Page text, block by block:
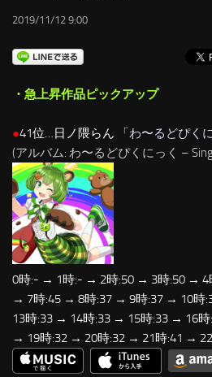
2019/11/12 9:00
・急上昇作品ピックアップ
●41位…日ノ隈らん 「わ〜るどぴく
(アルバム: わ〜るどぴくにっく –
0時:- → 1時:- → 2時:50 → 3時:50 → 4
→ 7時:45 → 8時:37 → 9時:37 → 10時
13時:33 → 14時:33 → 15時:33 → 16
→ 19時:32 → 20時:32 → 21時:41 →